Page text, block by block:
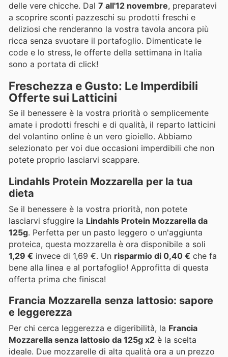
delle vere chicche. Dal 7 all'12 novembre, preparatevi
a scoprire sconti pazzeschi su prodotti freschi e
deliziosi che renderanno la vostra tavola ancora più
ricca senza svuotare il portafoglio. Dimenticate le
code e lo stress, le offerte della settimana in Italia
sono a portata di click!
Freschezza e Gusto: Le Imperdibili
Offerte sui Latticini
Se il benessere è la vostra priorità o semplicemente
amate i prodotti freschi e di qualità, il reparto latticini
del volantino online è un vero gioiello. Abbiamo
selezionato per voi due occasioni imperdibili che non
potete proprio lasciarvi scappare.
Lindahls Protein Mozzarella per la tua
dieta
Se il benessere è la vostra priorità, non potete
lasciarvi sfuggire la Lindahls Protein Mozzarella da
125g. Perfetta per un pasto leggero o un'aggiunta
proteica, questa mozzarella è ora disponibile a soli
1,29 € invece di 1,69 €. Un risparmio di 0,40 € che fa
bene alla linea e al portafoglio! Approfitta di questa
offerta prima che finisca!
Francia Mozzarella senza lattosio: sapore
e leggerezza
Per chi cerca leggerezza e digeribilità, la Francia
Mozzarella senza lattosio da 125g x2 è la scelta
ideale. Due mozzarelle di alta qualità ora a un prezzo